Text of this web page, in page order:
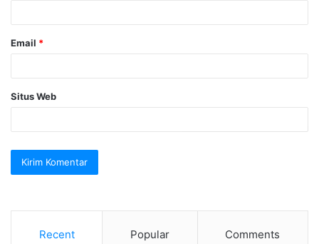
Email *
Situs Web
Recent Popular Comments